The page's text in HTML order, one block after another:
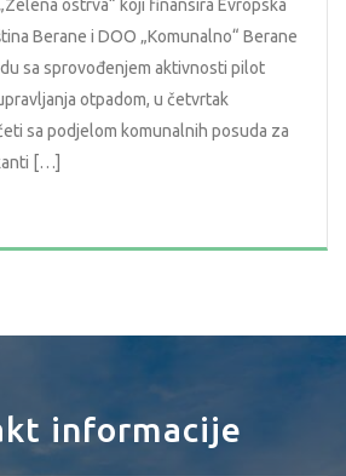
ostrva“ koji finansira Evropska
Berane i DOO „Komunalno“ Berane
sa sprovođenjem aktivnosti pilot
otpadom, u četvrtak
sa podjelom komunalnih posuda za
[…]
informacije